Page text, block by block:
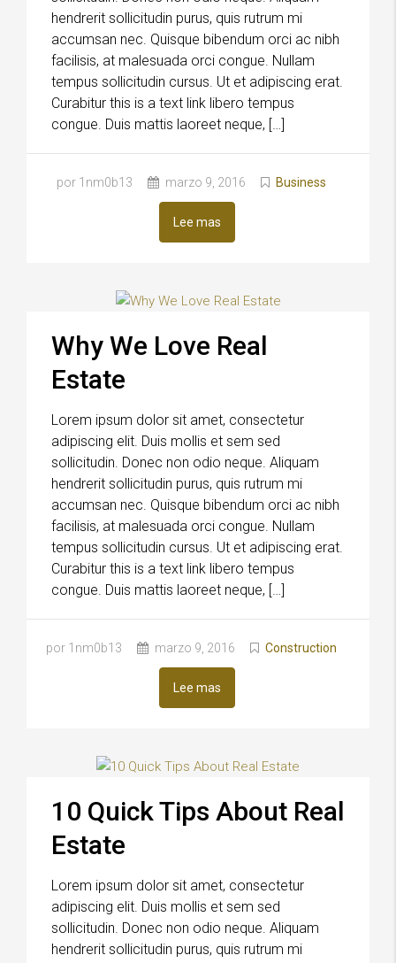
hendrerit sollicitudin purus, quis rutrum mi
accumsan nec. Quisque bibendum orci ac nibh
facilisis, at malesuada orci congue. Nullam
tempus sollicitudin cursus. Ut et adipiscing erat.
Curabitur this is a text link libero tempus
congue. Duis mattis laoreet neque, […]
por 1nm0b13 marzo 9, 2016 Business
Lee mas
Why We Love Real
Estate
Lorem ipsum dolor sit amet, consectetur
adipiscing elit. Duis mollis et sem sed
sollicitudin. Donec non odio neque. Aliquam
hendrerit sollicitudin purus, quis rutrum mi
accumsan nec. Quisque bibendum orci ac nibh
facilisis, at malesuada orci congue. Nullam
tempus sollicitudin cursus. Ut et adipiscing erat.
Curabitur this is a text link libero tempus
congue. Duis mattis laoreet neque, […]
por 1nm0b13 marzo 9, 2016 Construction
Lee mas
10 Quick Tips About Real
Estate
Lorem ipsum dolor sit amet, consectetur
adipiscing elit. Duis mollis et sem sed
sollicitudin. Donec non odio neque. Aliquam
hendrerit sollicitudin purus, quis rutrum mi